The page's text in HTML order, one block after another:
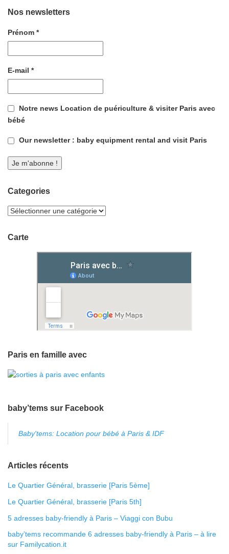
Nos newsletters
Prénom *
E-mail *
Notre news Location de puériculture & visiter Paris avec
bébé
Our newsletter : baby equipment rental and visit Paris
Categories
Carte
Paris en famille avec
baby’tems sur Facebook
Baby'tems: Location pour bébé à Paris & IDF
Articles récents
Le Quartier Général, brasserie [Paris 5ème]
Le Quartier Général, brasserie [Paris 5th]
5 adresses baby-friendly à Paris – Viaggi con Bubu
baby’tems recommande 6 adresses baby-friendly à Paris – à lire
sur Familycation.it